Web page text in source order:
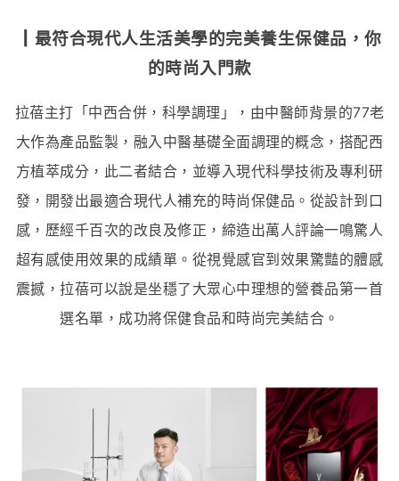
┃最符合現代人生活美學的完美養生保健品，你
的時尚入門款
拉蓓主打「中西合併，科學調理」，由中醫師背景的77老
大作為產品監製，融入 中醫基礎全面調理的概念，搭配西
方植萃成分，此二者結合，並導入現代科學技術及專利研
發，開發出最適合現代人補充的時尚保健品。從設計到口
感，歷經千百次的改良及修正，締造出萬人評論一鳴驚人
超有感使用效果的成績單。從視覺感官到效果驚豔的體感
震撼，拉蓓可以說是坐穩了大眾心中理想的營養品第一首
選名單，成功將保健食品和時尚完美結合。